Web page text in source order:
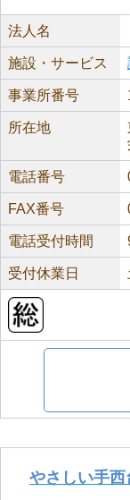
法人名
施設・サービス
事業所番号
所在地
電話番号
FAX番号
電話受付時間
受付休業日
やさしい手